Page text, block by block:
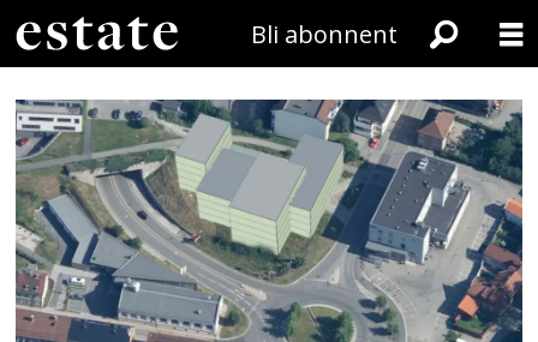
Bli abonnent